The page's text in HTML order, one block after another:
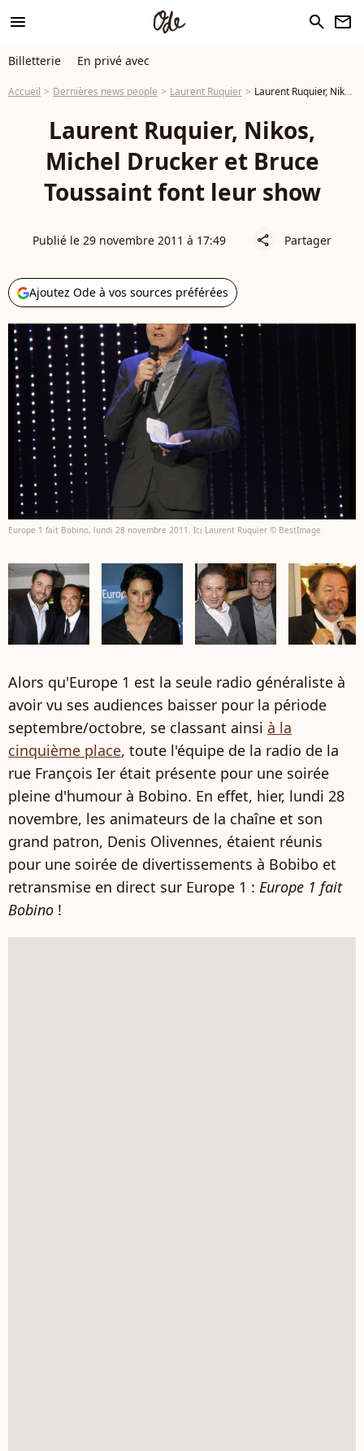
menu search newsletter
Billetterie En privé avec
Accueil Dernières news people Laurent Ruquier Laurent Ruquier, Nikos, Michel Drucker et Bruce Toussaint font leur show
Laurent Ruquier, Nikos,
Michel Drucker et Bruce
Toussaint font leur show
Publié le 29 novembre 2011 à 17:49 share Partager
Ajoutez Ode à vos sources préférées
Europe 1 fait Bobino, lundi 28 novembre 2011. Ici Laurent Ruquier © BestImage
Alors qu'Europe 1 est la seule radio généraliste à
avoir vu ses audiences baisser pour la période
septembre/octobre, se classant ainsi à la
cinquième place, toute l'équipe de la radio de la
rue François Ier était présente pour une soirée
pleine d'humour à Bobino. En effet, hier, lundi 28
novembre, les animateurs de la chaîne et son
grand patron, Denis Olivennes, étaient réunis
pour une soirée de divertissements à Bobibo et
retransmise en direct sur Europe 1 : Europe 1 fait
Bobino !